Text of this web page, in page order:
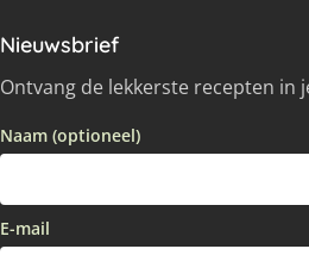
Nieuwsbrief
Ontvang de lekkerste recepten in
Naam (optioneel)
E-mail